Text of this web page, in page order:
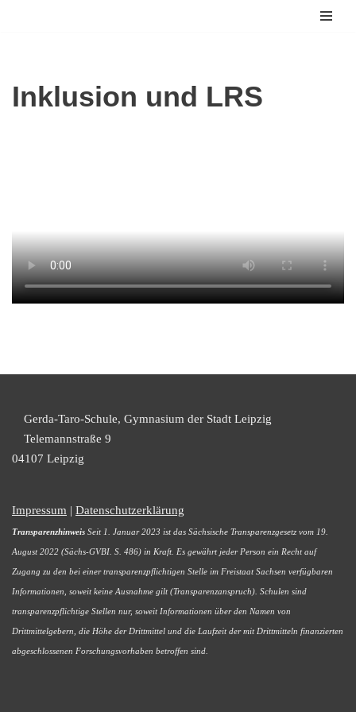
springen
Inklusion und LRS
Gerda-Taro-Schule, Gymnasium der Stadt Leipzig
Telemannstraße 9
04107 Leipzig
Impressum | Datenschutzerklärung
Transparenzhinweis Seit 1. Januar 2023 ist das Sächsische Transparenzgesetz vom 19.
August 2022 (Sächs-GVBI. S. 486) in Kraft. Es gewährt jeder Person ein Recht auf
Zugang zu den bei einer transparenzpflichtigen Stelle im Freistaat Sachsen verfügbaren
Informationen, soweit keine Ausnahme gilt (Transparenzanspruch). Schulen sind
transparenzpflichtige Stellen nur, soweit Informationen über den Namen von
Drittmittelgebern, die Höhe der Drittmittel und die Laufzeit der mit Drittmitteln finanzierten
abgeschlossenen Forschungsvorhaben betroffen sind.